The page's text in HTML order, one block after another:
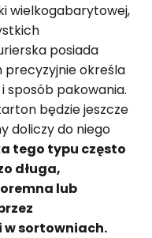
wielkogabarytowej,
posiada
precyzyjnie określa
sposób pakowania.
będzie jeszcze
doliczy do niego
tego typu często
długa,
lub
sortowniach.